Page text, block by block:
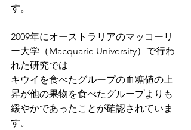
す。
2009年にオーストラリアのマッコーリ
ー大学（Macquarie University）で行わ
れた研究では
キウイを食べたグループの血糖値の上
昇が他の果物を食べたグループよりも
緩やかであったことが確認されていま
す。